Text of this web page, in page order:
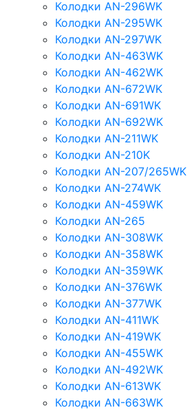
Колодки AN-296WK
Колодки AN-295WK
Колодки AN-297WK
Колодки AN-463WK
Колодки AN-462WK
Колодки AN-672WK
Колодки AN-691WK
Колодки AN-692WK
Колодки AN-211WK
Колодки AN-210K
Колодки AN-207/265WK
Колодки AN-274WK
Колодки AN-459WK
Колодки AN-265
Колодки AN-308WK
Колодки AN-358WK
Колодки AN-359WK
Колодки AN-376WK
Колодки AN-377WK
Колодки AN-411WK
Колодки AN-419WK
Колодки AN-455WK
Колодки AN-492WK
Колодки AN-613WK
Колодки AN-663WK